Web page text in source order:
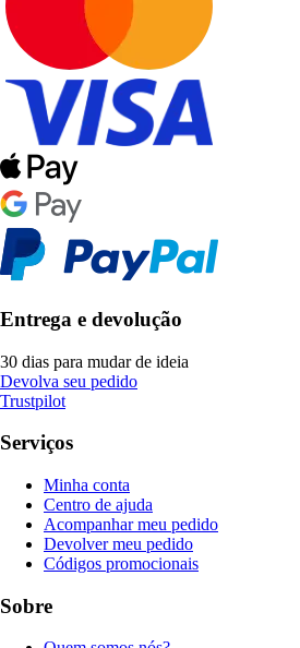
Entrega e devolução
30 dias para mudar de ideia
Devolva seu pedido
Trustpilot
Serviços
Minha conta
Centro de ajuda
Acompanhar meu pedido
Devolver meu pedido
Códigos promocionais
Sobre